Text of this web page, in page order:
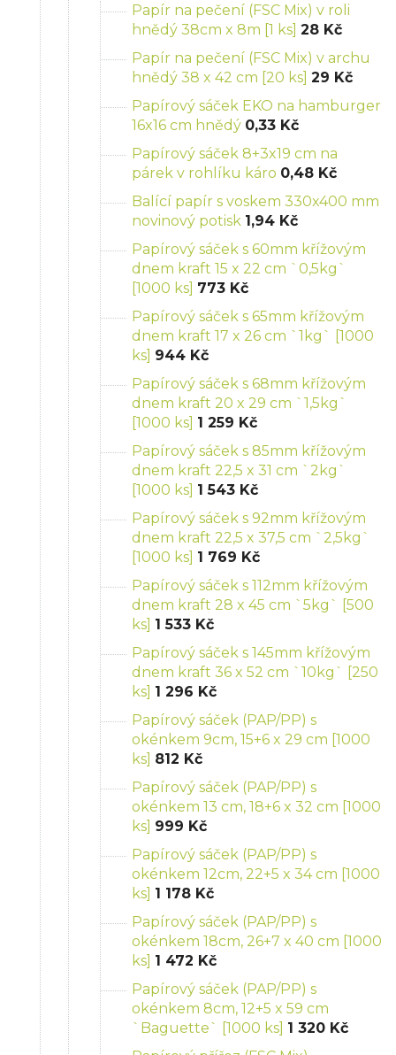
Papír na pečení (FSC Mix) v roli
hnědý 38cm x 8m [1 ks] 28 Kč
Papír na pečení (FSC Mix) v archu
hnědý 38 x 42 cm [20 ks] 29 Kč
Papírový sáček EKO na hamburger
16x16 cm hnědý 0,33 Kč
Papírový sáček 8+3x19 cm na
párek v rohlíku káro 0,48 Kč
Balící papír s voskem 330x400 mm
novinový potisk 1,94 Kč
Papírový sáček s 60mm křížovým
dnem kraft 15 x 22 cm `0,5kg`
[1000 ks] 773 Kč
Papírový sáček s 65mm křížovým
dnem kraft 17 x 26 cm `1kg` [1000
ks] 944 Kč
Papírový sáček s 68mm křížovým
dnem kraft 20 x 29 cm `1,5kg`
[1000 ks] 1 259 Kč
Papírový sáček s 85mm křížovým
dnem kraft 22,5 x 31 cm `2kg`
[1000 ks] 1 543 Kč
Papírový sáček s 92mm křížovým
dnem kraft 22,5 x 37,5 cm `2,5kg`
[1000 ks] 1 769 Kč
Papírový sáček s 112mm křížovým
dnem kraft 28 x 45 cm `5kg` [500
ks] 1 533 Kč
Papírový sáček s 145mm křížovým
dnem kraft 36 x 52 cm `10kg` [250
ks] 1 296 Kč
Papírový sáček (PAP/PP) s
okénkem 9cm, 15+6 x 29 cm [1000
ks] 812 Kč
Papírový sáček (PAP/PP) s
okénkem 13 cm, 18+6 x 32 cm [1000
ks] 999 Kč
Papírový sáček (PAP/PP) s
okénkem 12cm, 22+5 x 34 cm [1000
ks] 1 178 Kč
Papírový sáček (PAP/PP) s
okénkem 18cm, 26+7 x 40 cm [1000
ks] 1 472 Kč
Papírový sáček (PAP/PP) s
okénkem 8cm, 12+5 x 59 cm
`Baguette` [1000 ks] 1 320 Kč